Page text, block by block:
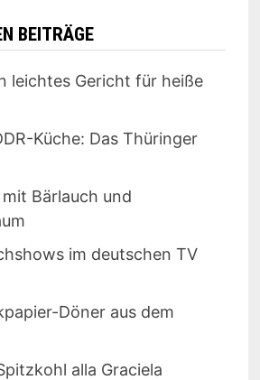
BEITRÄGE
leichtes Gericht für heiße
Küche: Das Thüringer
Bärlauch und
im deutschen TV
Döner aus dem
alla Graciela